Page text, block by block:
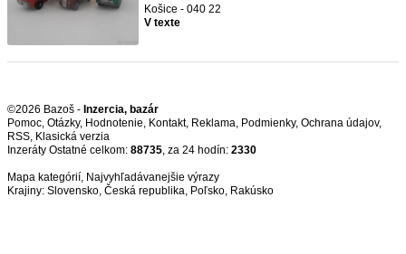
Košice - 040 22
V texte
©2026 Bazoš - Inzercia, bazár
Pomoc, Otázky, Hodnotenie, Kontakt, Reklama, Podmienky, Ochrana údajov,
RSS,
Inzeráty Ostatné celkom: 88735, za 24 hodín: 2330
Mapa kategórií, Najvyhľadávanejšie výrazy
Krajiny: Slovensko, Česká republika, Poľsko, Rakúsko